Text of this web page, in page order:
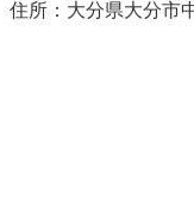
住所：大分県大分市